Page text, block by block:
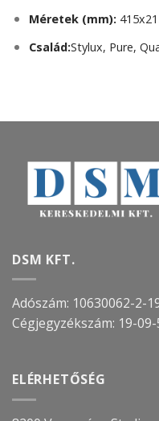
Méretek (mm):
Család:Stylux, Pure,
DSM KFT.
Adószám: 10630062-2-
Cégjegyzékszám: 19-
ELÉRHETŐSÉG